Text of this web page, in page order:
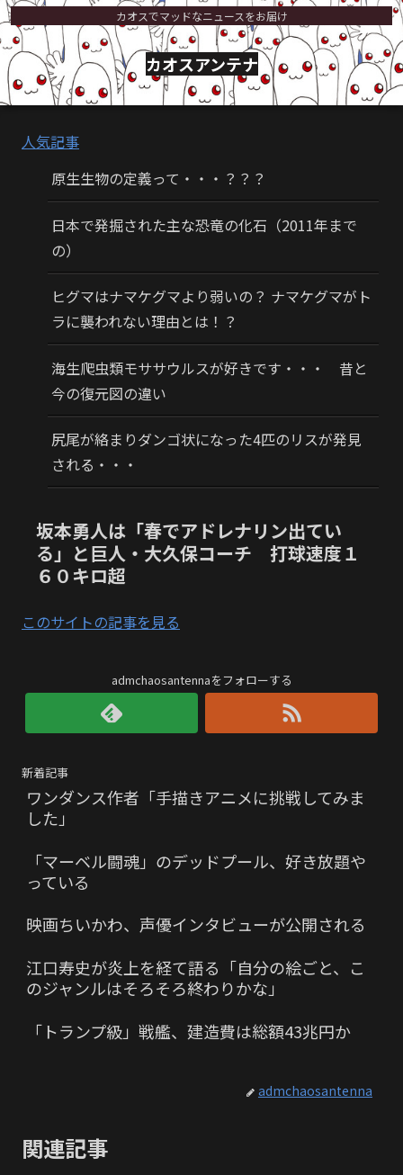
カオスでマッドなニュースをお届け
カオスアンテナ
人気記事
原生生物の定義って・・・？？？
日本で発掘された主な恐竜の化石（2011年まで
の）
ヒグマはナマケグマより弱いの？ ナマケグマがト
ラに襲われない理由とは！？
海生爬虫類モササウルスが好きです・・・ 昔と
今の復元図の違い
尻尾が絡まりダンゴ状になった4匹のリスが発見
される・・・
坂本勇人は「春でアドレナリン出てい
る」と巨人・大久保コーチ 打球速度１
６０キロ超
このサイトの記事を見る
admchaosantennaをフォローする
新着記事
ワンダンス作者「手描きアニメに挑戦してみま
した」
「マーベル闘魂」のデッドプール、好き放題や
っている
映画ちいかわ、声優インタビューが公開される
江口寿史が炎上を経て語る「自分の絵ごと、こ
のジャンルはそろそろ終わりかな」
「トランプ級」戦艦、建造費は総額43兆円か
admchaosantenna
関連記事